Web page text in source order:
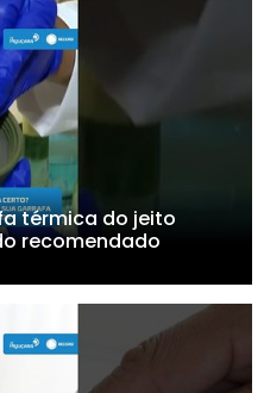
térmica do jeito
recomendado